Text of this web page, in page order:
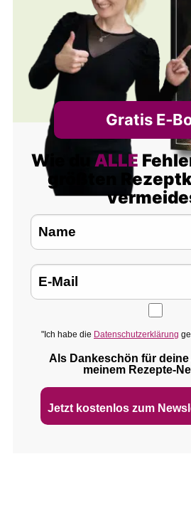
Gratis
Wie du ALLE
größten
"Ich habe die Datenschutzerklärung
Als Dankeschön für
meinem
Jetzt kostenlos zum